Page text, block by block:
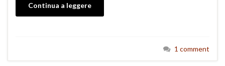
Continua a leggere
1 comment